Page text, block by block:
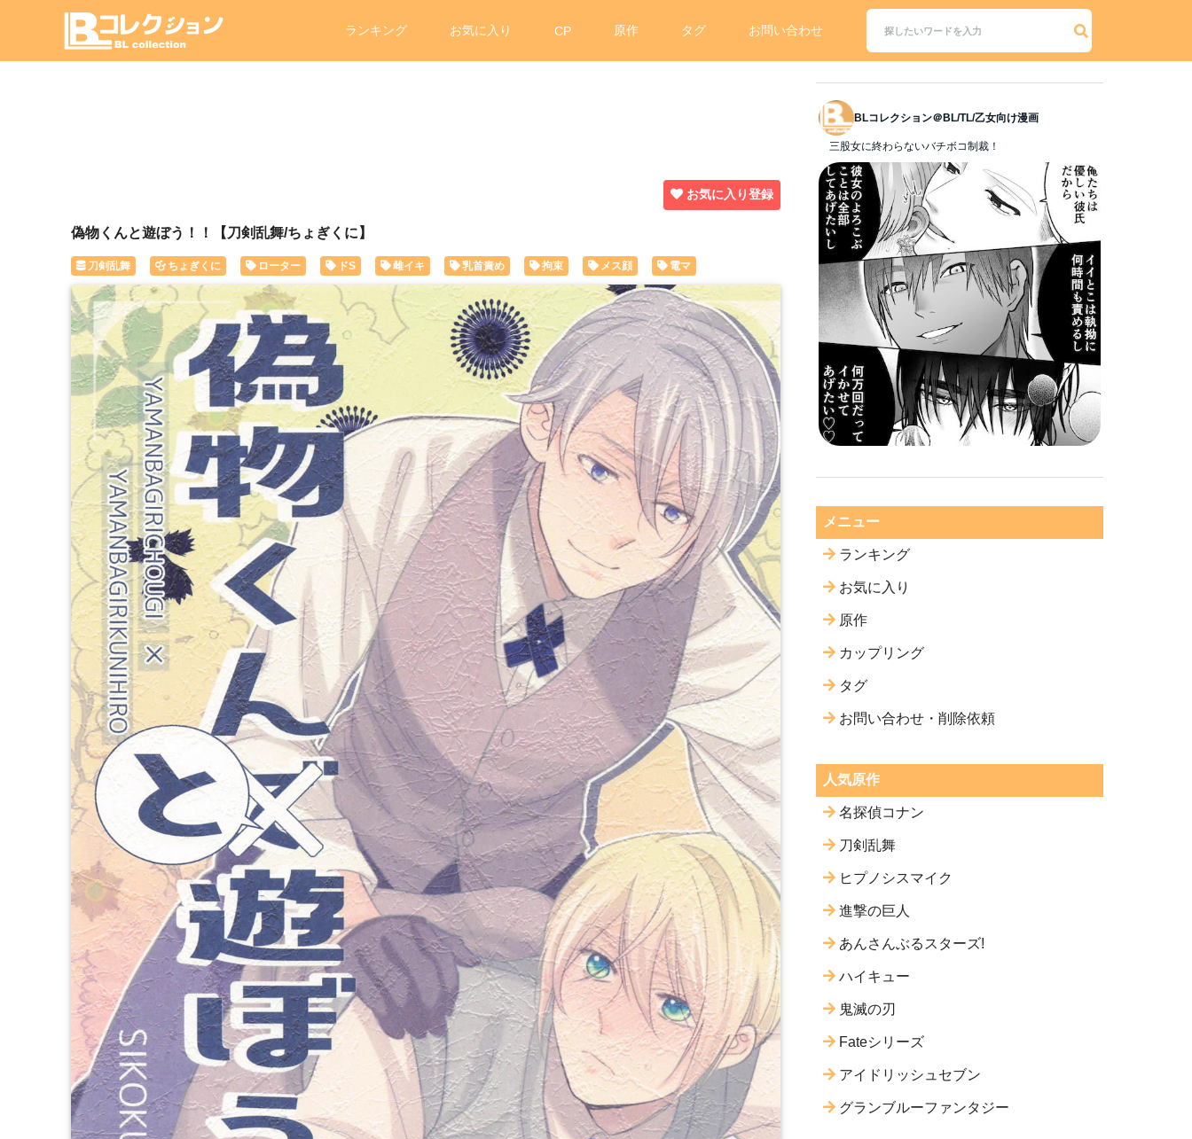
ランキング お気に入り CP 原作 タグ お問い合わせ
お気に入り登録
偽物くんと遊ぼう！！【刀剣乱舞/ちょぎくに】
刀剣乱舞 ちょぎくに ローター ドS 雌イキ 乳首責め 拘束 メス顔 電マ
BLコレクション＠BL/TL/乙女向け漫画
三股女に終わらないバチボコ制裁！
メニュー
ランキング
お気に入り
原作
カップリング
タグ
お問い合わせ・削除依頼
人気原作
名探偵コナン
刀剣乱舞
ヒプノシスマイク
進撃の巨人
あんさんぶるスターズ!
ハイキュー
鬼滅の刃
Fateシリーズ
アイドリッシュセブン
グランブルーファンタジー